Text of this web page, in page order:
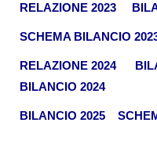
RELAZIONE 2023
SCHEMA BILANCIO
RELAZIONE 2024
BILANCIO 2024
BILANCIO 2025